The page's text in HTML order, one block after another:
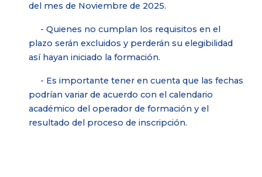
del mes de Noviembre de 2025.
- Quienes no cumplan los requisitos en el
plazo serán excluidos y perderán su elegibilidad
así hayan iniciado la formación.
- Es importante tener en cuenta que las fechas
podrían variar de acuerdo con el calendario
académico del operador de formación y el
resultado del proceso de inscripción.